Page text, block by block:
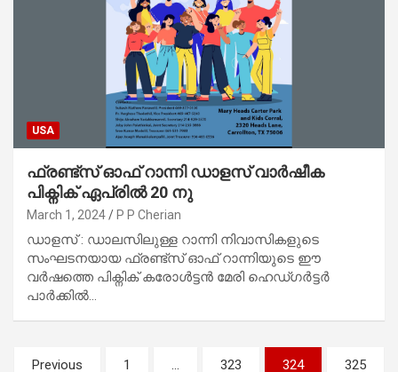
USA
ഫ്രണ്ട്സ് ഓഫ് റാന്നി ഡാളസ് വാർഷീക
പിക്നിക് ഏപ്രിൽ 20 നു
March 1, 2024 P P Cherian
ഡാളസ് : ഡാലസിലുള്ള റാന്നി നിവാസികളുടെ
സംഘടനയായ ഫ്രണ്ട്സ് ഓഫ് റാന്നിയുടെ ഈ
വർഷത്തെ പിക്നിക് കരോൾട്ടൻ മേരി ഹെഡ്ഗർട്ടർ
പാർക്കിൽ…
Posts
Previous 1 … 323 324 325